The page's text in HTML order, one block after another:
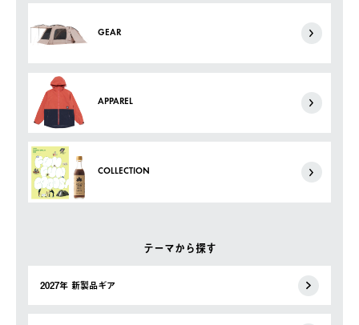
GEAR
APPAREL
COLLECTION
テーマから探す
2027年 新製品ギア